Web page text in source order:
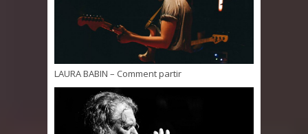
LAURA BABIN – Comment partir